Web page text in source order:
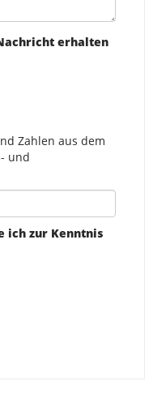
erhalten
Zahlen aus dem
und
ich zur Kenntnis